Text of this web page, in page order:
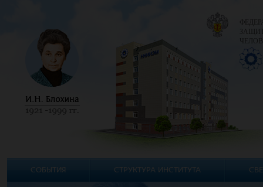
СОБЫТИЯ СТРУКТУРА ИНСТИТУТА